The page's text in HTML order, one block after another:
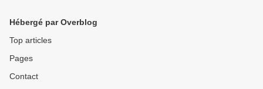
Hébergé par Overblog
Top articles
Pages
Contact